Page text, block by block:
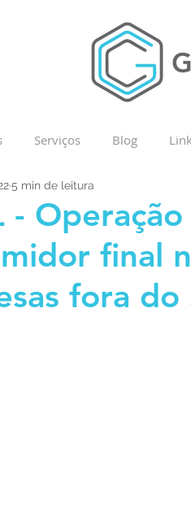
Serviços Blog
-
final
fora do
5 min de leitura